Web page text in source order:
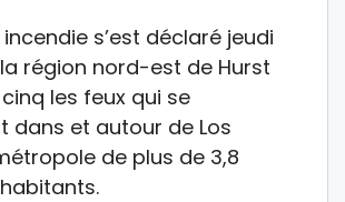
s’est déclaré jeudi
région nord-est de Hurst
les feux qui se
dans et autour de Los
de plus de 3,8